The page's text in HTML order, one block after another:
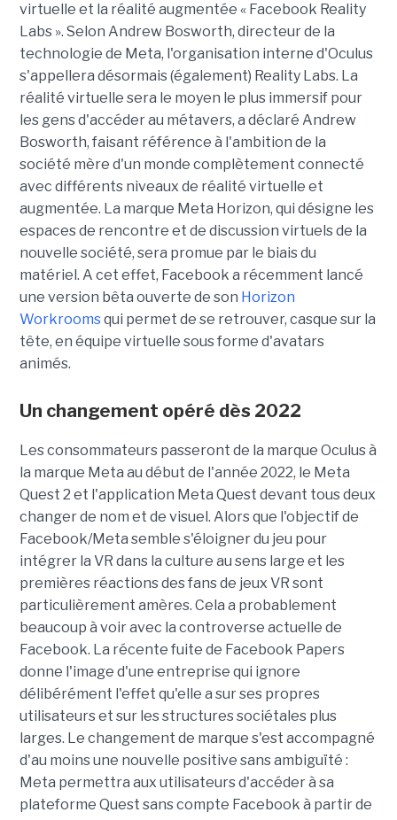
virtuelle et la réalité augmentée « Facebook Reality
Labs ». Selon Andrew Bosworth, directeur de la
technologie de Meta, l'organisation interne d'Oculus
s'appellera désormais (également) Reality Labs. La
réalité virtuelle sera le moyen le plus immersif pour
les gens d'accéder au métavers, a déclaré Andrew
Bosworth, faisant référence à l'ambition de la
société mère d'un monde complètement connecté
avec différents niveaux de réalité virtuelle et
augmentée. La marque Meta Horizon, qui désigne les
espaces de rencontre et de discussion virtuels de la
nouvelle société, sera promue par le biais du
matériel. A cet effet, Facebook a récemment lancé
une version bêta ouverte de son Horizon
Workroomsqui permet de se retrouver, casque sur la
tête, en équipe virtuelle sous forme d'avatars
animés.
Un changement opéré dès 2022
Les consommateurs passeront de la marque Oculus à
la marque Meta au début de l'année 2022, le Meta
Quest 2 et l'application Meta Quest devant tous deux
changer de nom et de visuel. Alors que l'objectif de
Facebook/Meta semble s'éloigner du jeu pour
intégrer la VR dans la culture au sens large et les
premières réactions des fans de jeux VR sont
particulièrement amères. Cela a probablement
beaucoup à voir avec la controverse actuelle de
Facebook. La récente fuite de Facebook Papers
donne l'image d'une entreprise qui ignore
délibérément l'effet qu'elle a sur ses propres
utilisateurs et sur les structures sociétales plus
larges. Le changement de marque s'est accompagné
d'au moins une nouvelle positive sans ambiguïté :
Meta permettra aux utilisateurs d'accéder à sa
plateforme Quest sans compte Facebook à partir de